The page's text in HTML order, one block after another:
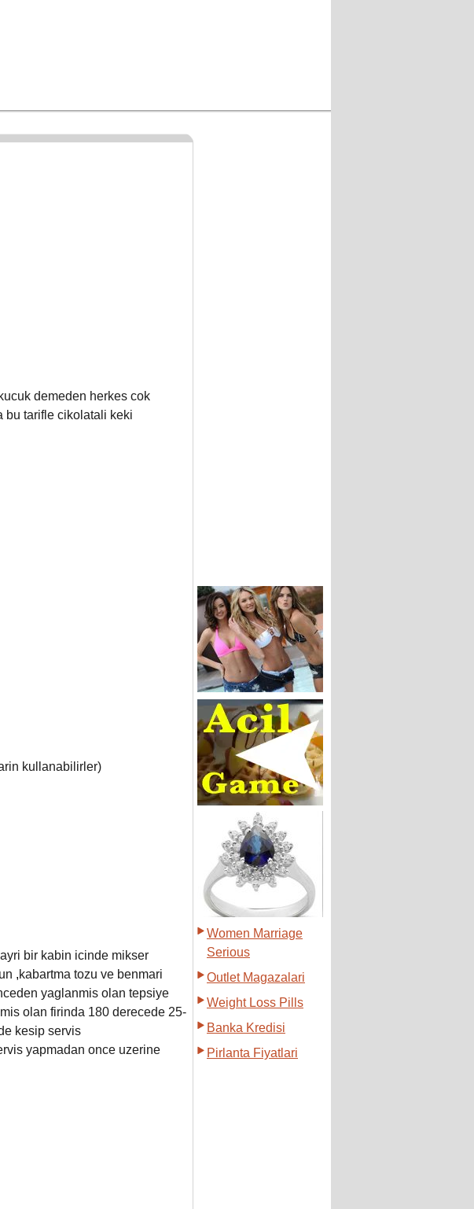
demeden herkes cok
bu tarifle cikolatali keki
kullanabilirler)
bir kabin icinde mikser
,kabartma tozu ve benmari
yaglanmis olan tepsiye
olan firinda 180 derecede 25-
kesip servis
yapmadan once uzerine
Women Marriage
Serious
Outlet Magazalari
Weight Loss Pills
Banka Kredisi
Pirlanta Fiyatlari